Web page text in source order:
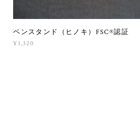
ペンスタンド（ヒノキ）FSC®認証
¥1,320